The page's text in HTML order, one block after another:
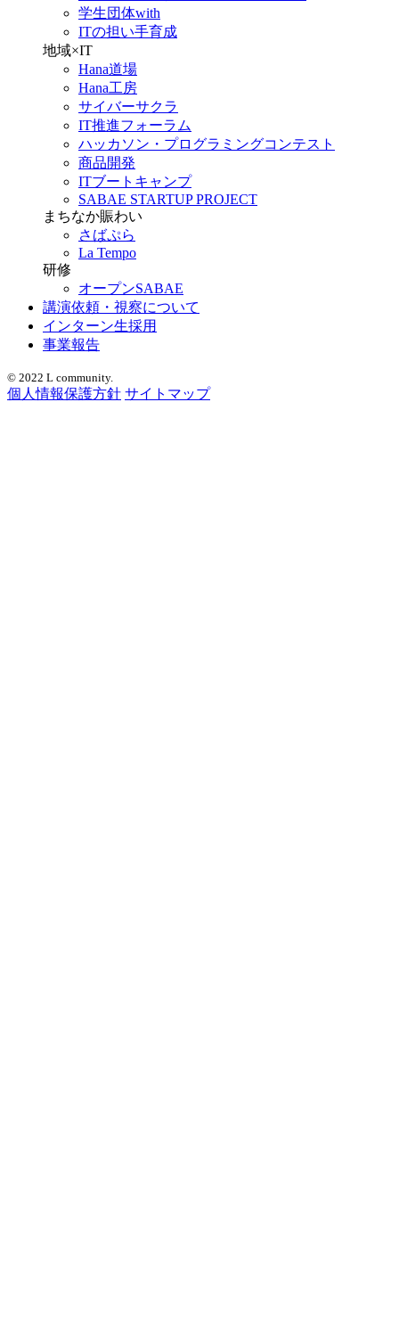
学生団体with
ITの担い手育成
地域×IT
Hana道場
Hana工房
サイバーサクラ
IT推進フォーラム
ハッカソン・プログラミングコンテスト
商品開発
ITブートキャンプ
SABAE STARTUP PROJECT
まちなか賑わい
さばぷら
La Tempo
研修
オープンSABAE
講演依頼・視察について
インターン生採用
事業報告
© 2022 L community.
個人情報保護方針 サイトマップ